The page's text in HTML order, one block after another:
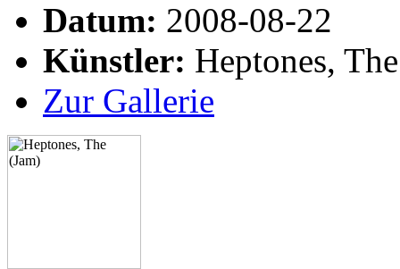
Datum: 2008-08-22
Künstler: Heptones,
Zur Gallerie